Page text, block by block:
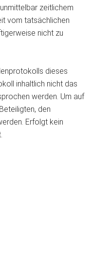
zeitlichem
vom tatsächlichen
nicht zu
dieses
inhaltlich nicht das
werden. Um auf
den
Erfolgt kein